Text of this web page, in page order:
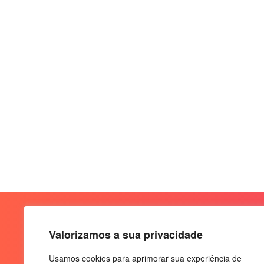
Valorizamos a sua privacidade
Usamos cookies para aprimorar sua experiência de